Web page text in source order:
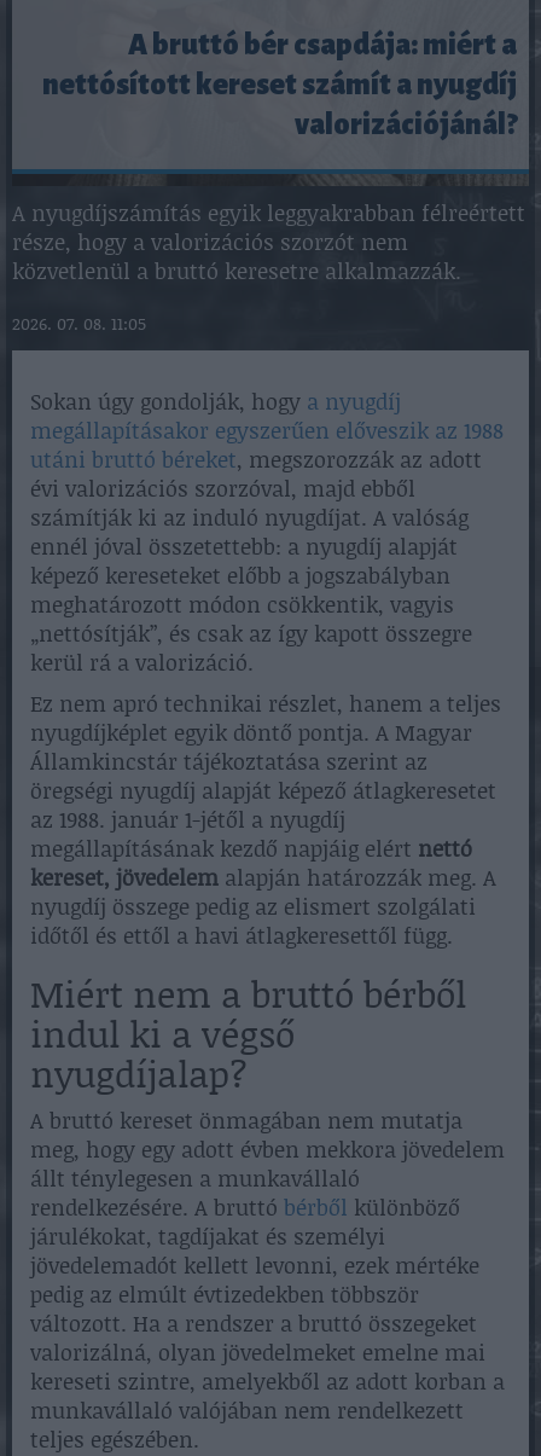
A bruttó bér csapdája: miért a
nettósított kereset számít a nyugdíj
valorizációjánál?
A nyugdíjszámítás egyik leggyakrabban félreértett
része, hogy a valorizációs szorzót nem
közvetlenül a bruttó keresetre alkalmazzák.
2026. 07. 08. 11:05
Sokan úgy gondolják, hogy a nyugdíj
megállapításakor egyszerűen előveszik az 1988
utáni bruttó béreket, megszorozzák az adott
évi valorizációs szorzóval, majd ebből
számítják ki az induló nyugdíjat. A valóság
ennél jóval összetettebb: a nyugdíj alapját
képező kereseteket előbb a jogszabályban
meghatározott módon csökkentik, vagyis
„nettósítják”, és csak az így kapott összegre
kerül rá a valorizáció.
Ez nem apró technikai részlet, hanem a teljes
nyugdíjképlet egyik döntő pontja. A Magyar
Államkincstár tájékoztatása szerint az
öregségi nyugdíj alapját képező átlagkeresetet
az 1988. január 1-jétől a nyugdíj
megállapításának kezdő napjáig elért nettó
kereset, jövedelem alapján határozzák meg. A
nyugdíj összege pedig az elismert szolgálati
időtől és ettől a havi átlagkeresettől függ.
Miért nem a bruttó bérből
indul ki a végső
nyugdíjalap?
A bruttó kereset önmagában nem mutatja
meg, hogy egy adott évben mekkora jövedelem
állt ténylegesen a munkavállaló
rendelkezésére. A bruttó bérből különböző
járulékokat, tagdíjakat és személyi
jövedelemadót kellett levonni, ezek mértéke
pedig az elmúlt évtizedekben többször
változott. Ha a rendszer a bruttó összegeket
valorizálná, olyan jövedelmeket emelne mai
kereseti szintre, amelyekből az adott korban a
munkavállaló valójában nem rendelkezett
teljes egészében.